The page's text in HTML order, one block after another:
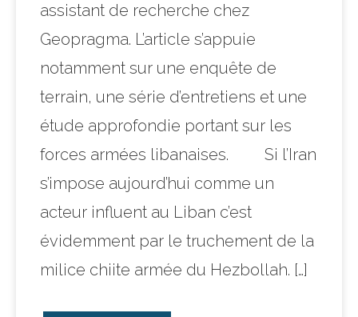
assistant de recherche chez
Geopragma. L’article s’appuie
notamment sur une enquête de
terrain, une série d’entretiens et une
étude approfondie portant sur les
forces armées libanaises. Si l’Iran
s’impose aujourd’hui comme un
acteur influent au Liban c’est
évidemment par le truchement de la
milice chiite armée du Hezbollah. […]